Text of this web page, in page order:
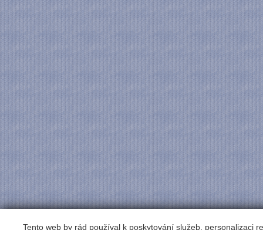
Tento web by rád používal k poskytování služeb, personalizaci